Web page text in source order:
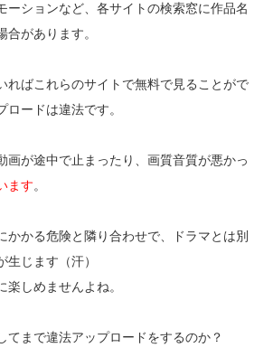
ーションなど、各サイトの検索窓に作品名
合があります。
ればこれらのサイトで無料で見ることがで
ロードは違法です。
画が途中で止まったり、画質音質が悪かっ
ます。
かかる危険と隣り合わせで、ドラマとは別
じます（汗）
楽しめませんよね。
てまで違法アップロードをするのか？